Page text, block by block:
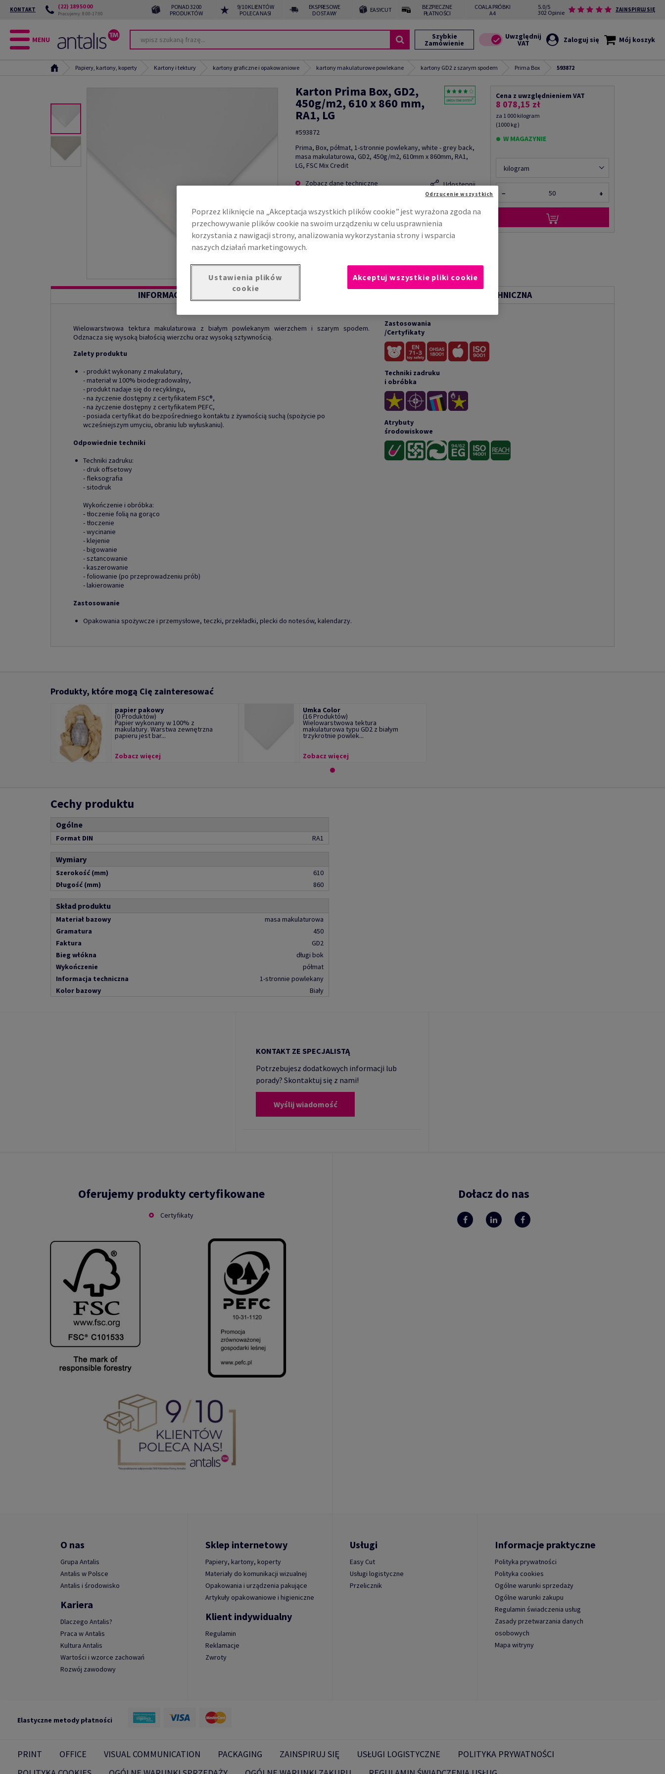
KONTAKT (22) 189 50 00
Pracujemy: 8:00-17:00
PONAD 3200
PRODUKTÓW
9/10 KLIENTÓW
POLECA NAS!
EKSPRESOWE
DOSTAWY
EASYCUT
BEZPIECZNE
PŁATNOŚCI
COALA PRÓBKI
A4
5.0/5
302 Opinie
ZAINSPIRUJ SIĘ
MENU Szybkie
Zamówienie Zaloguj się Mój koszyk
Papiery, kartony, koperty Kartony i tektury kartony graficzne i opakowaniowe kartony makulaturowe powlekane kartony GD2 z szarym spodem Prima Box 593872
Karton Prima Box, GD2,
450g/m2, 610 x 860 mm,
RA1, LG
#593872
Prima, Box, półmat, 1-stronnie powlekany, white - grey back,
masa makulaturowa, GD2, 450g/m2, 610mm x 860mm, RA1,
LG, FSC Mix Credit
Zobacz dane techniczne
Udostępnij
Cena z uwzględnieniem VAT
8 078,15 zł
za 1 000 kilogram
(1000 kg )
W MAGAZYNIE
kilogram
− +
INFORMACJE O PRODUKCIE DOKUMENTACJA TECHNICZNA
Wielowarstwowa tektura makulaturowa z białym powlekanym wierzchem i szarym spodem.
Odznacza się wysoką białością wierzchu oraz wysoką sztywnością.
Zalety produktu
- produkt wykonany z makulatury,
- materiał w 100% biodegradowalny,
- produkt nadaje się do recyklingu,
- na życzenie dostępny z certyfikatem FSC®,
- na życzenie dostępny z certyfikatem PEFC,
- posiada certyfikat do bezpośredniego kontaktu z żywnością suchą (spożycie po
wcześniejszym umyciu, obraniu lub wyłuskaniu).
Odpowiednie techniki
Techniki zadruku:
- druk offsetowy
- fleksografia
- sitodruk
Wykończenie i obróbka:
- tłoczenie folią na gorąco
- tłoczenie
- wycinanie
- klejenie
- bigowanie
- sztancowanie
- kaszerowanie
- foliowanie (po przeprowadzeniu prób)
- lakierowanie
Zastosowanie
Opakowania spożywcze i przemysłowe, teczki, przekładki, plecki do notesów, kalendarzy.
Zastosowania
/Certyfikaty
Techniki zadruku
i obróbka
Atrybuty
środowiskowe
Produkty, które mogą Cię zainteresować
papier pakowy
(0 Produktów)
Papier wykonany w 100% z
makulatury. Warstwa zewnętrzna
papieru jest bar...
Zobacz więcej
Umka Color
(16 Produktów)
Wielowarstwowa tektura
makulaturowa typu GD2 z białym
trzykrotnie powlek...
Zobacz więcej
Cechy produktu
Ogólne
Format DIN RA1
Wymiary
Szerokość (mm)
610
Długość (mm)
860
Skład produktu
Materiał bazowy
masa makulaturowa
Gramatura
450
Faktura
GD2
Bieg włókna
długi bok
Wykończenie
półmat
Informacja techniczna
1-stronnie powlekany
Kolor bazowy
Biały
KONTAKT ZE SPECJALISTĄ
Potrzebujesz dodatkowych informacji lub
porady? Skontaktuj się z nami!
Wyślij wiadomość
Oferujemy produkty certyfikowane
Certyfikaty
Dołacz do nas
O nas
Grupa Antalis
Antalis w Polsce
Antalis i środowisko
Kariera
Dlaczego Antalis?
Praca w Antalis
Kultura Antalis
Wartości i wzorce zachowań
Rozwój zawodowy
Sklep internetowy
Papiery, kartony, koperty
Materiały do komunikacji wizualnej
Opakowania i urządzenia pakujące
Artykuły opakowaniowe i higieniczne
Klient indywidualny
Regulamin
Reklamacje
Zwroty
Usługi
Easy Cut
Usługi logistyczne
Przelicznik
Informacje praktyczne
Polityka prywatności
Polityka cookies
Ogólne warunki sprzedaży
Ogólne warunki zakupu
Regulamin świadczenia usług
Zasady przetwarzania danych
osobowych
Mapa witryny
Elastyczne metody płatności
PRINT OFFICE VISUAL COMMUNICATION PACKAGING ZAINSPIRUJ SIĘ USŁUGI LOGISTYCZNE
POLITYKA PRYWATNOŚCI
Poprzez kliknięcie na „Akceptacja wszystkich plików cookie” jest wyrażona zgoda na
przechowywanie plików cookie na swoim urządzeniu w celu usprawnienia
korzystania z nawigacji strony, analizowania wykorzystania strony i wsparcia
naszych działań marketingowych.
Ustawienia plików
cookie
Odrzucenie wszystkich
Akceptuj wszystkie pliki cookie